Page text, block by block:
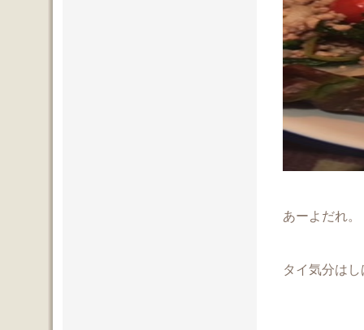
あーよだれ。
タイ気分は